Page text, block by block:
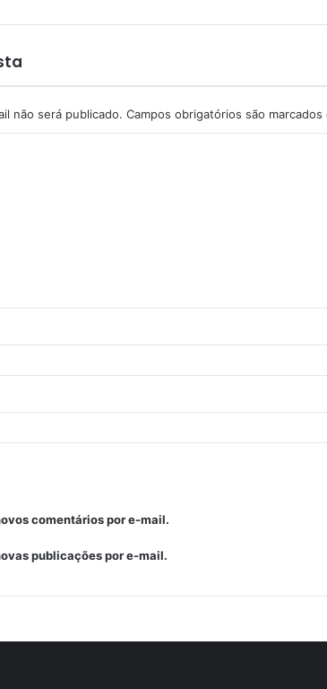
não será publicado. Campos obrigatórios são marcados
comentários por e-mail.
publicações por e-mail.